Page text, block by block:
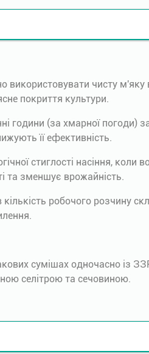
чисту м'яку
покриття культури.
години (за хмарної погоди)
її ефективність.
стиглості насіння, коли
та зменшує врожайність.
робочого розчину
сумішах одночасно із ЗЗР
селітрою та сечовиною.